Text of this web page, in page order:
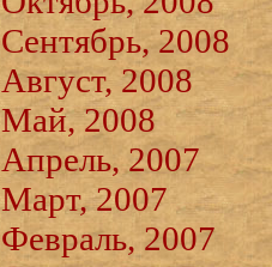
Сентябрь, 2008
Август, 2008
Май, 2008
Апрель, 2007
Март, 2007
Февраль, 2007